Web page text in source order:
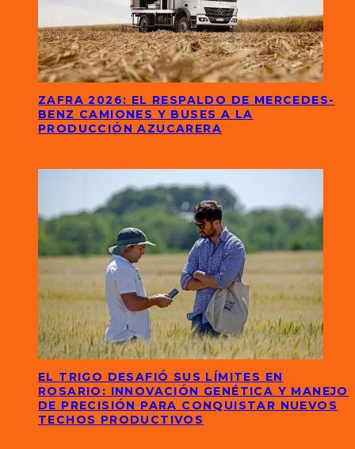
ZAFRA 2026: EL RESPALDO DE MERCEDES-
BENZ CAMIONES Y BUSES A LA
PRODUCCIÓN AZUCARERA
EL TRIGO DESAFIÓ SUS LÍMITES EN
ROSARIO: INNOVACIÓN GENÉTICA Y MANEJO
DE PRECISIÓN PARA CONQUISTAR NUEVOS
TECHOS PRODUCTIVOS